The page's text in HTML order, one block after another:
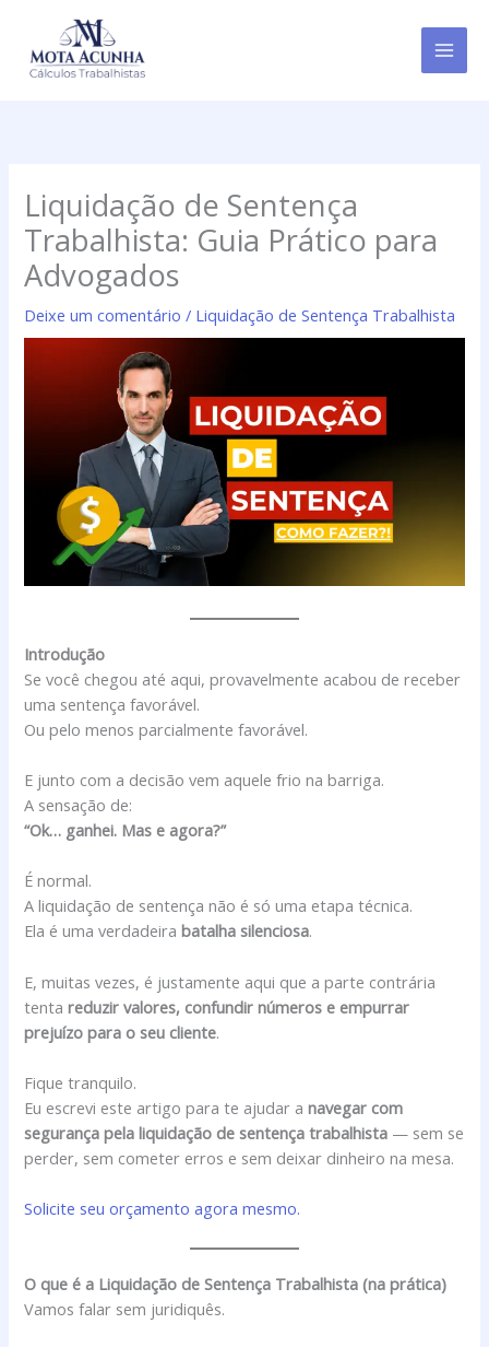
Liquidação de Sentença
Trabalhista: Guia Prático para
Advogados
Deixe um comentário / Liquidação de Sentença Trabalhista
Introdução
Se você chegou até aqui, provavelmente acabou de receber
uma sentença favorável.
Ou pelo menos parcialmente favorável.
E junto com a decisão vem aquele frio na barriga.
A sensação de:
“Ok… ganhei. Mas e agora?”
É normal.
A liquidação de sentença não é só uma etapa técnica.
Ela é uma verdadeirabatalha silenciosa.
E, muitas vezes, é justamente aqui que a parte contrária
tentareduzir valores, confundir números e empurrar
prejuízo para o seu cliente.
Fique tranquilo.
Eu escrevi este artigo para te ajudar anavegar com
segurança pela liquidação de sentença trabalhista — sem se
perder, sem cometer erros e sem deixar dinheiro na mesa.
Solicite seu orçamento agora mesmo.
O que é a Liquidação de Sentença Trabalhista (na prática)
Vamos falar sem juridiquês.